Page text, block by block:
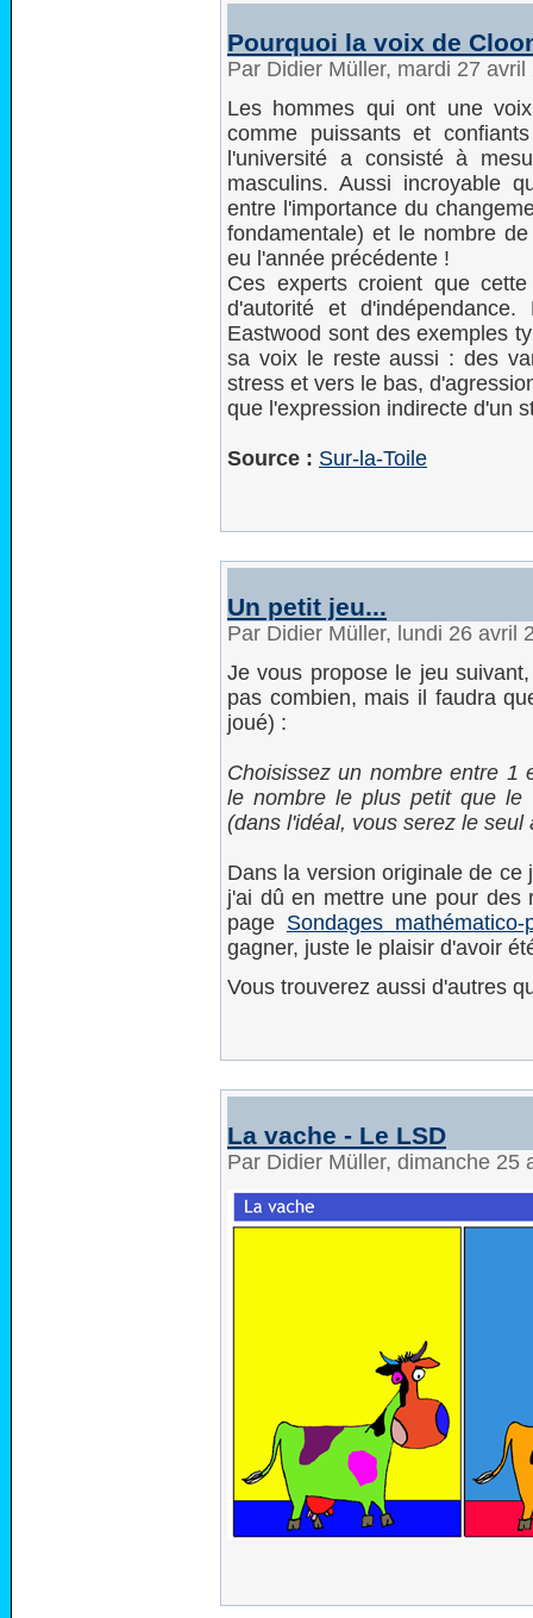
Pourquoi la voix de
Par Didier Müller, mardi 27
Les hommes qui ont une
comme puissants et
l'université a consisté à
masculins. Aussi incroyable
entre l'importance du
fondamentale) et le nombre
eu l'année précédente !
Ces experts croient que
d'autorité et
Eastwood sont des exemples
sa voix le reste aussi : des
stress et vers le bas,
que l'expression indirecte d'un
Source : Sur-la-Toile
Un petit jeu...
Par Didier Müller, lundi 26 avril
Je vous propose le jeu
pas combien, mais il faudra
joué) :
Choisissez un nombre entre 1
le nombre le plus petit que le
(dans l'idéal, vous serez le
Dans la version originale de
j'ai dû en mettre une pour des
page Sondages mathématico-
gagner, juste le plaisir d'avoir
Vous trouverez aussi d'autres
La vache - Le LSD
Par Didier Müller, dimanche 25